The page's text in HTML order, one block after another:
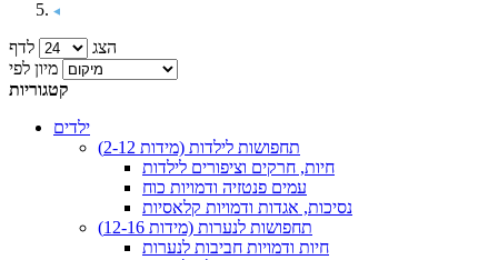
הצג
לדף
מיון לפי
קטגוריות
ילדים
תחפושות לילדות (מידות 2-12)
חיות, חרקים וציפורים לילדות
עמים פנטזיה ודמויות כוח
נסיכות, אגדות ודמויות קלאסיות
תחפושות לנערות (מידות 12-16)
חיות ודמויות חביבות לנערות